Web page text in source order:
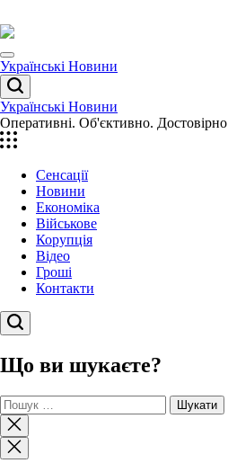
до
вмісту
Menu
Українські Новини
Пошук
Українські Новини
Оперативні. Об'єктивно. Достовірно
Сенсації
Новини
Економіка
Військове
Корупція
Відео
Гроші
Контакти
Пошук
Що ви шукаєте?
Пошук:
Закрити
пошук